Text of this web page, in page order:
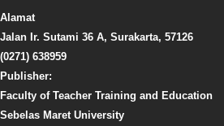
Alamat
Jalan Ir. Sutami 36 A, Surakarta, 57126
(0271) 638959
Publisher:
Faculty of Teacher Training and Education
Sebelas Maret University